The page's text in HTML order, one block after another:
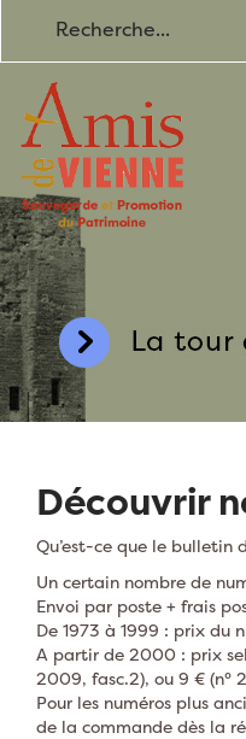
Découvrir
Qu’est-ce que le bulletin
Un certain nombre de
Envoi par poste + frais
De 1973 à 1999 : prix du
A partir de 2000 : prix
2009, fasc.2), ou 9 € (n°
Pour les numéros plus
de la commande dès la